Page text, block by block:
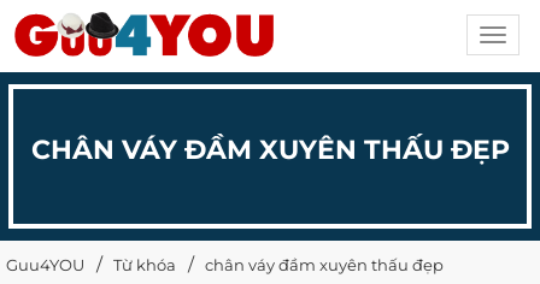
CHÂN VÁY ĐẦM XUYÊN THẤU ĐẸP
Guu4YOU Từ khóa chân váy đầm xuyên thấu đẹp